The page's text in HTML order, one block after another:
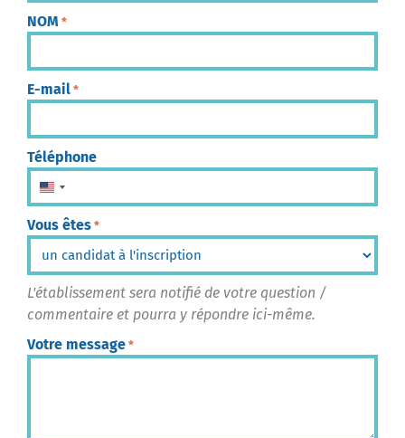
NOM *
E-mail *
Téléphone
États-Unis +1
Vous êtes *
L'établissement sera notifié de votre question /
commentaire et pourra y répondre ici-même.
Votre message *